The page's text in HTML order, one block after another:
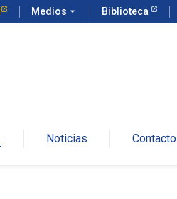
Medios arrow_drop_down Biblioteca
Noticias Contacto